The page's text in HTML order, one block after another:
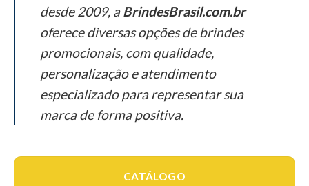
desde 2009, aBrindesBrasil.com.br
oferece diversas opções de brindes
promocionais, com qualidade,
personalização e atendimento
especializado para representar sua
marca de forma positiva.
CATÁLOGO